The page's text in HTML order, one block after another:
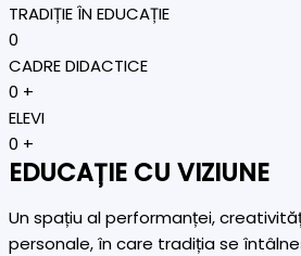
TRADIȚIE ÎN EDUCAȚIE
0
CADRE DIDACTICE
0 +
ELEVI
0 +
EDUCAȚIE CU VIZIUNE
Un spațiu al performanței,
personale, în care tradiția se